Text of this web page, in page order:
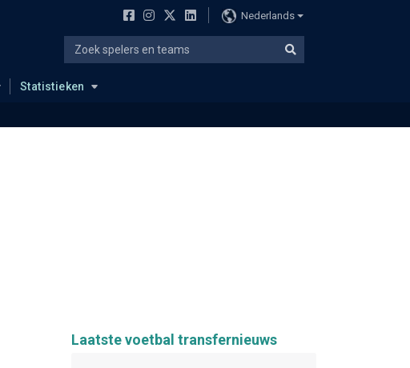
Nederlands
Statistieken
Laatste voetbal transfernieuws